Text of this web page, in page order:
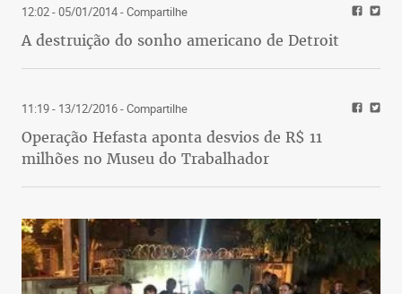
12:02 - 05/01/2014- Compartilhe
A destruição do sonho americano de Detroit
11:19 - 13/12/2016- Compartilhe
Operação Hefasta aponta desvios de R$ 11
milhões no Museu do Trabalhador